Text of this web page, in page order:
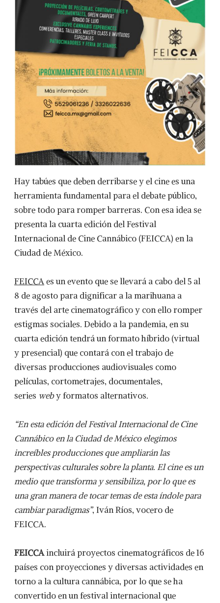
Hay tabúes que deben derribarse y el cine es una
herramienta fundamental para el debate público,
sobre todo para romper barreras. Con esa idea se
presenta la cuarta edición del Festival
Internacional de Cine Cannábico (FEICCA) en la
Ciudad de México.
FEICCAes un evento que se llevará a cabo del 5 al
8 de agosto para dignificar a la marihuana a
través del arte cinematográfico y con ello romper
estigmas sociales. Debido a la pandemia, en su
cuarta edición tendrá un formato híbrido (virtual
y presencial) que contará con el trabajo de
diversas producciones audiovisuales como
películas, cortometrajes, documentales,
series weby formatos alternativos.
“En esta edición del Festival Internacional de Cine
Cannábico en la Ciudad de México elegimos
increíbles producciones que ampliarán las
perspectivas culturales sobre la planta. El cine es un
medio que transforma y sensibiliza, por lo que es
una gran manera de tocar temas de esta índole para
cambiar paradigmas”, Iván Ríos, vocero de
FEICCA.
FEICCAincluirá proyectos cinematográficos de 16
países con proyecciones y diversas actividades en
torno a la cultura cannábica, por lo que se ha
convertido en un festival internacional que